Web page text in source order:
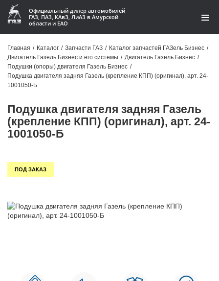
Официальный дилер автомобилей
ГАЗ, ПАЗ, КАвЗ, ЛиАЗ в Амурской
области и ЕАО
Акции
О компании
Контакты
Доставка
Статьи
Главная / Каталог / Запчасти ГАЗ / Каталог запчастей ГАЗель Бизнес /
Двигатель Газель Бизнес и его системы / Двигатель Газель Бизнес /
Подушки (опоры) двигателя Газель Бизнес /
Подушка двигателя задняя Газель (крепление КПП) (оригинал), арт. 24-
1001050-Б
Подушка двигателя задняя Газель
(крепление КПП) (оригинал), арт. 24-
1001050-Б
ПОД ЗАКАЗ